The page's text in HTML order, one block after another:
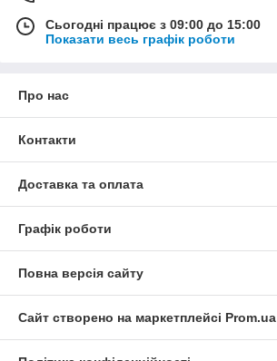
Сьогодні працює з 09:00 до 15:00
Показати весь графік роботи
Про нас
Контакти
Доставка та оплата
Графік роботи
Повна версія сайту
Сайт створено на маркетплейсі Prom.ua